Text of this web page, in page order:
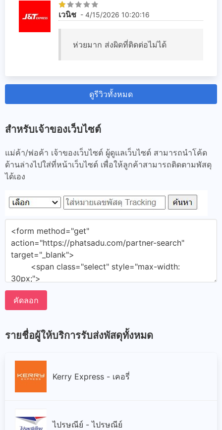
เวนิช - 4/15/2026 10:20:16
ห่วยมาก ส่งผิดที่ติดต่อไม่ได้
ดูรีวิวทั้งหมด
สำหรับเจ้าของเว็บไซต์
แม่ค้า/พ่อค้า เจ้าของเว็บไซต์ ผู้ดูแลเว็บไซต์ สามารถนำโค้ด
ด้านล่างไปใส่ที่หน้าเว็บไซต์ เพื่อให้ลูกค้าสามารถติดตามพัสดุ
ได้เอง
คัดลอก
รายชื่อผู้ให้บริการรับส่งพัสดุทั้งหมด
Kerry Express - เคอรี่
ไปรษณีย์ - ไปรษณีย์